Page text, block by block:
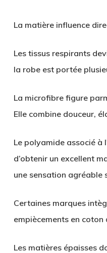
La matière influence
Les tissus respirants
la robe est portée
La microfibre figure
Elle combine douceur,
Le polyamide associé à
d’obtenir un excellent
une sensation agréable
Certaines marques
empiècements en coton
Les matières épaisses